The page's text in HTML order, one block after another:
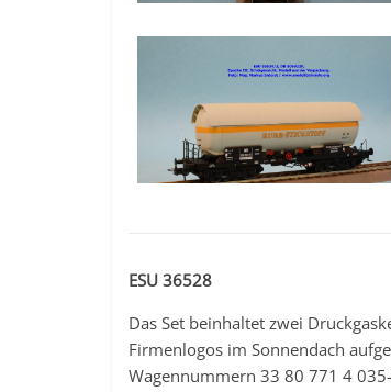
ESU 36528
Das Set beinhaltet zwei
Firmenlogos im Sonnendach
Wagennummern 33 80 771 4